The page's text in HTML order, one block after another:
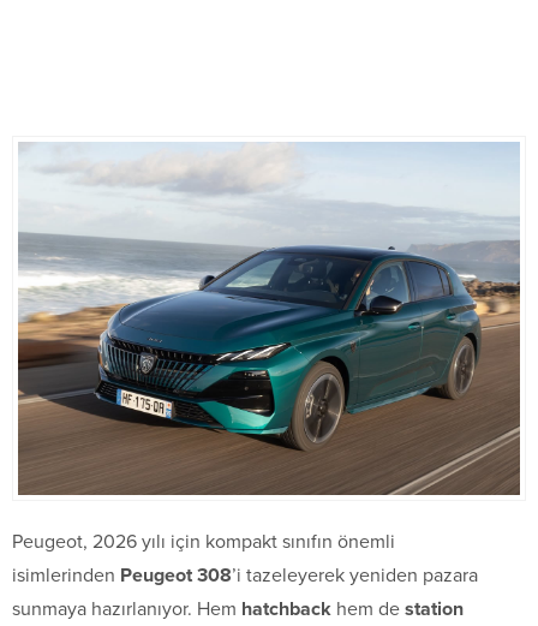
Peugeot, 2026 yılı için kompakt sınıfın önemli
isimlerinden Peugeot 308’i tazeleyerek yeniden pazara
sunmaya hazırlanıyor. Hem hatchback hem de station